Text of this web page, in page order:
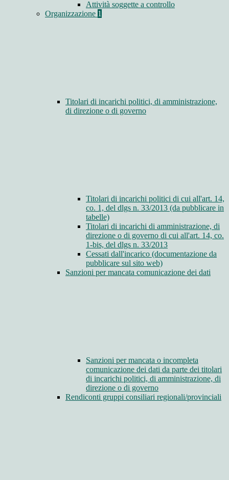
Attività soggette a controllo
Organizzazione 1
Titolari di incarichi politici, di amministrazione,
di direzione o di governo
Titolari di incarichi politici di cui all'art. 14,
co. 1, del dlgs n. 33/2013 (da pubblicare in
tabelle)
Titolari di incarichi di amministrazione, di
direzione o di governo di cui all'art. 14, co.
1-bis, del dlgs n. 33/2013
Cessati dall'incarico (documentazione da
pubblicare sul sito web)
Sanzioni per mancata comunicazione dei dati
Sanzioni per mancata o incompleta
comunicazione dei dati da parte dei titolari
di incarichi politici, di amministrazione, di
direzione o di governo
Rendiconti gruppi consiliari regionali/provinciali